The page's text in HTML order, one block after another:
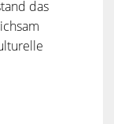
das